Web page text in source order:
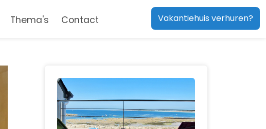
Thema's Contact Vakantiehuis verhuren?